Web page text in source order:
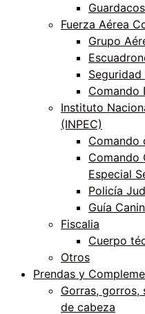
Fuerza Aérea
Grupo
Seguridad
Comando
Instituto
(INPEC)
Comando
Comando
Especial
Policía
Guía
Fiscalia
Cuerpo
Otros
Prendas y
Gorras,
de cabeza